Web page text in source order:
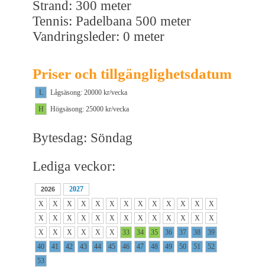
Strand: 300 meter
Tennis: Padelbana 500 meter
Vandringsleder: 0 meter
Priser och tillgänglighetsdatum
L
Lågsäsong: 20000 kr/vecka
H
Högsäsong: 25000 kr/vecka
Bytesdag: Söndag
Lediga veckor:
2026
2027
X
X X X X X X X X X X X
X
X
X X X X X X X X X X X
X
X
X X X X X 33 34 35 36 37 38
39
40
41 42 43 44 45 46 47 48 49 50 51
52
53